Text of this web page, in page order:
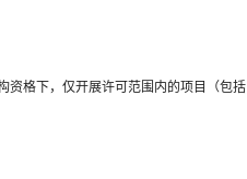
资格下，仅开展许可范围内的项目（包括